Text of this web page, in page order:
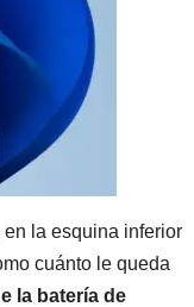
la esquina inferior
cuánto le queda
la batería de